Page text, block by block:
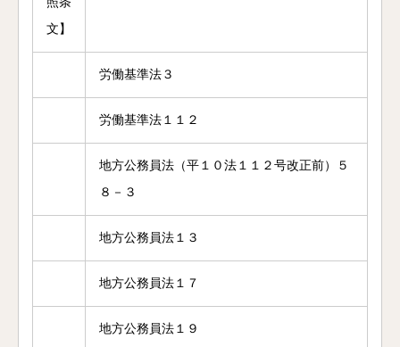
文】
労働基準法３
労働基準法１１２
地方公務員法（平１０法１１２号改正前）５
８－３
地方公務員法１３
地方公務員法１７
地方公務員法１９